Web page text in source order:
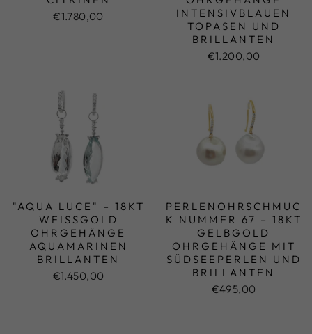
€1.780,00
INTENSIVBLAUEN T
OPASEN UND B
RILLANTEN
€1.200,00
"AQUA LUCE" – 18KT
WEISSGOLD O
HRGEHÄNGE A
QUAMARINEN
BRILLANTEN
€1.450,00
PERLENOHRSCHMUC
K NUMMER 67 – 18KT
GELBGOLD
OHRGEHÄNGE MIT
SÜDSEEPERLEN UND
BRILLANTEN
€495,00